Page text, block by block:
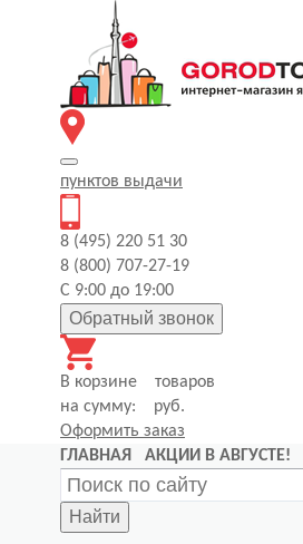
пунктов выдачи
8 (495) 220 51 30
8 (800) 707-27-19
С 9:00 до 19:00
Обратный звонок
В корзине
товаров
на сумму:
руб.
Оформить заказ
ГЛАВНАЯ
АКЦИИ В АВГУСТЕ!
Найти